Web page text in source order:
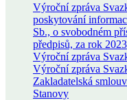
Výroční zpráva
poskytování
Sb., o svobodném
předpisů, za rok 2023
Výroční zpráva
Výroční zpráva
Zakladatelská
Stanovy